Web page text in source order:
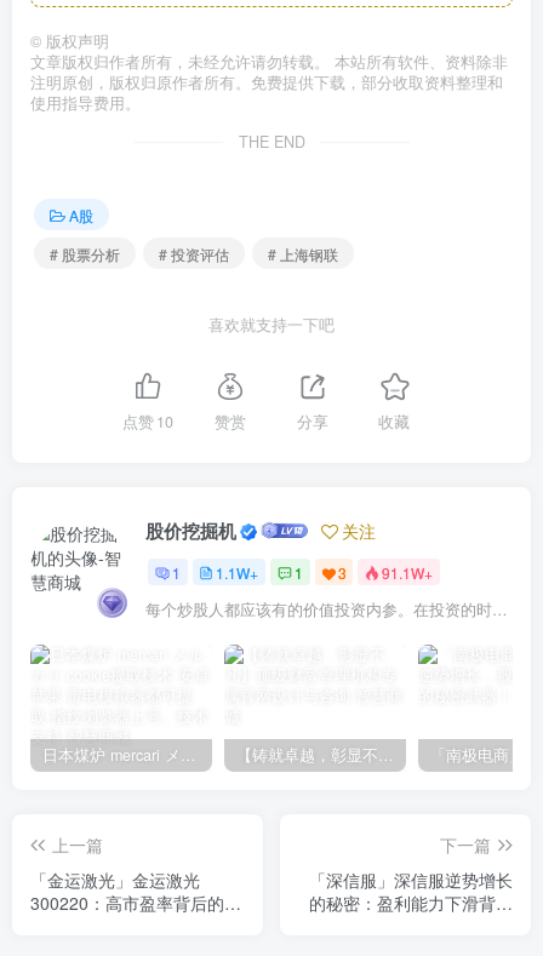
© 版权声明
文章版权归作者所有，未经允许请勿转载。 本站所有软件、资料除非
注明原创，版权归原作者所有。免费提供下载，部分收取资料整理和
使用指导费用。
THE END
A股
# 股票分析
# 投资评估 # 上海钢联
喜欢就支持一下吧
点赞10 赞赏 分享 收藏
股价挖掘机 关注
1 1.1W+ 1 3 91.1W+
每个炒股人都应该有的价值投资内参。在投资的时候，我们把自己看成是企业分析师——而不是市场分析师，也不是宏观经济分析师，更不是证券分析师。
日本煤炉 mercari メルカリ cookie提取技术 安卓 苹果 雷电模拟器都可提取,指纹浏览器上号。技术支持 【铸就卓越，彰显不凡】顶级财富管理机构专属官网设计与咨询
上一篇
「金运激光」金运激光
300220：高市盈率背后的成
下一篇
「深信服」深信服逆势增长
的秘密：盈利能力下滑背后